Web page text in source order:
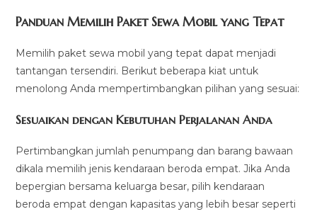
Panduan Memilih Paket Sewa Mobil yang Tepat
Memilih paket sewa mobil yang tepat dapat menjadi
tantangan tersendiri. Berikut beberapa kiat untuk
menolong Anda mempertimbangkan pilihan yang sesuai:
Sesuaikan dengan Kebutuhan Perjalanan Anda
Pertimbangkan jumlah penumpang dan barang bawaan
dikala memilih jenis kendaraan beroda empat. Jika Anda
bepergian bersama keluarga besar, pilih kendaraan
beroda empat dengan kapasitas yang lebih besar seperti